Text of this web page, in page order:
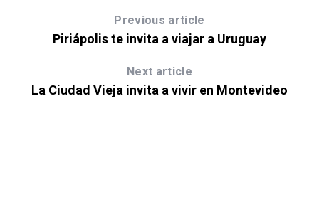
Previous article
Piriápolis te invita a viajar a Uruguay
Next article
La Ciudad Vieja invita a vivir en Montevideo